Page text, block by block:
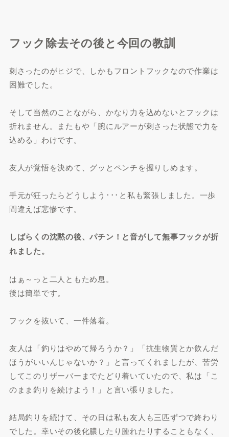
フック除去その後と今回の教訓
刺さったのがヒジで、しかもフロントフックなので作業は
困難でした。
そして当然のことながら、かなり力を込めないとフックは
折れません。またもや「腕にルアーが刺さった状態で力を
込める」わけです。
友人が覚悟を決めて、グッとペンチを握りしめます。
手元が狂ったらどうしよう･･･と私も緊張しました。一歩
間違えば悲惨です。
しばらくの沈黙の後、パチン！と音がして無事フックが折
れました。
はぁ～っと二人ともため息。
後は簡単です。
フックを抜いて、一件落着。
友人は「釣りはやめて帰ろうか？」「抗生物質とか飲んだ
ほうがいいんじゃないか？」と言ってくれましたが、苦労
してこのリザーバーまでたどり着いていたので、私は「こ
のまま釣りを続けよう！」と言い張りました。
結局釣りを続けて、その日は私も友人も三匹ずつで終わり
でした。幸いその後化膿したり腫れたりすることもなく、